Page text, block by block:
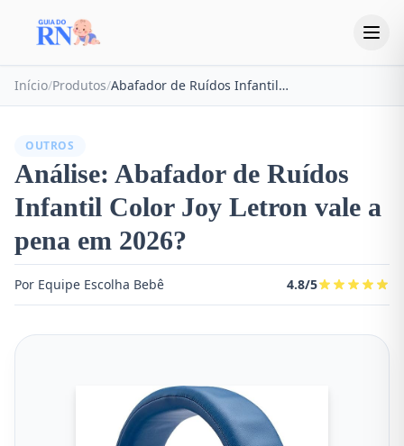
Início/Produtos/ Abafador de Ruídos Infantil Color Joy Letron
OUTROS
Análise: Abafador de Ruídos
Infantil Color Joy Letron vale a
pena em 2026?
Por Equipe Escolha Bebê 4.8/5